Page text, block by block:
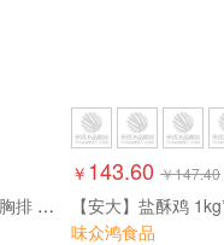
【艾美味】奥尔良鸡排/奥尔良胸排 10片*950g*10包 9.5kg
￥ 143.60 ￥147.40
【安大】盐酥鸡
味众鸿食品